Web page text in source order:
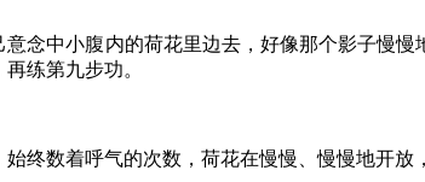
念中小腹内的荷花里边去，好像那个影子慢
练第九步功。
终数着呼气的次数，荷花在慢慢、慢慢地开